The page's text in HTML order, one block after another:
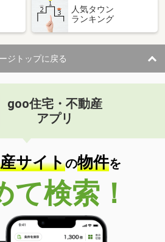
人気タウン
ランキング
ジトップに戻る
goo住宅・不動産
アプリ
サイトの物件を
て検索！